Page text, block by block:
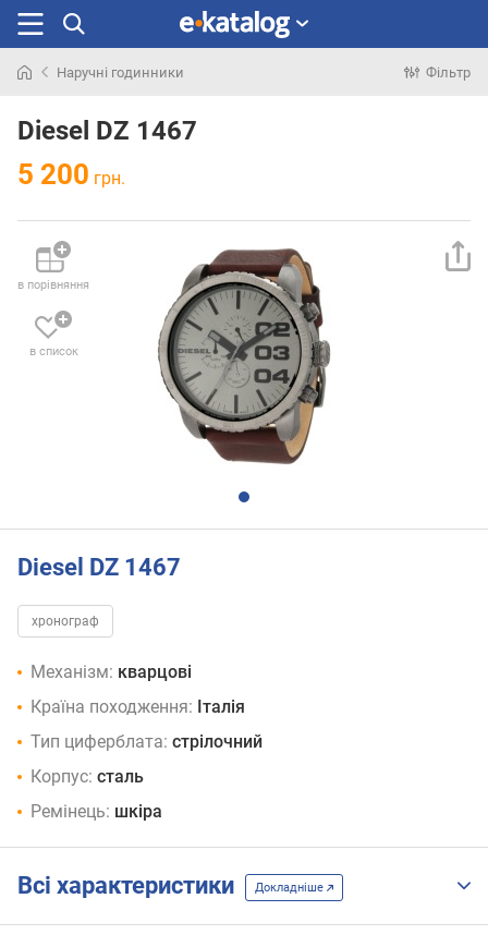
раніше
Наручні годинники Фільтр
Diesel DZ 1467
5 200 грн.
в порівняння
в список
Diesel DZ 1467
хронограф
Механізм: кварцові
Країна походження: Італія
Тип циферблата: стрілочний
Корпус: сталь
Ремінець: шкіра
Всі характеристики Докладніше